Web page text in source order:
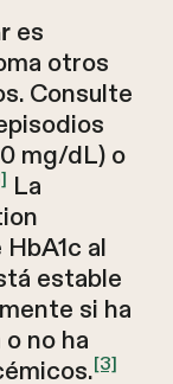
es
otros
Consulte
mg/dL) o
La
al
estable
si ha
no ha
[3]